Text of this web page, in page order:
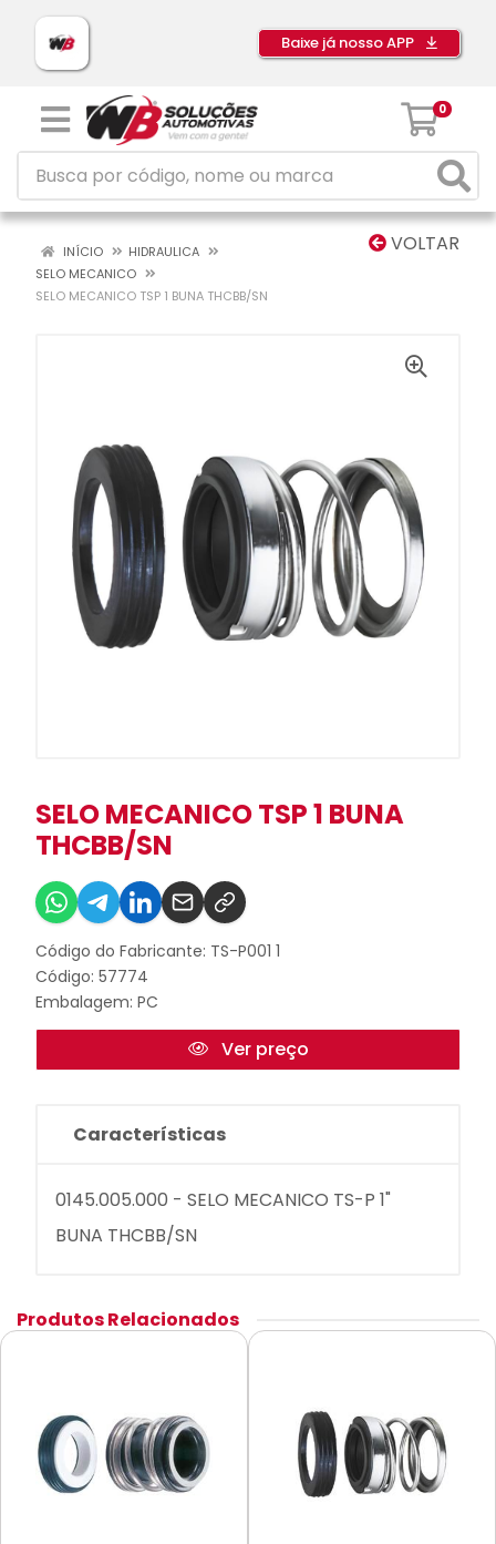
Baixe já nosso APP
0
VOLTAR
INÍCIO
HIDRAULICA
SELO MECANICO
SELO MECANICO TSP 1 BUNA THCBB/SN
SELO MECANICO TSP 1 BUNA
THCBB/SN
Código do Fabricante: TS-P001 1
Código: 57774
Embalagem: PC
Ver preço
Características
0145.005.000 - SELO MECANICO TS-P 1"
BUNA THCBB/SN
Produtos Relacionados